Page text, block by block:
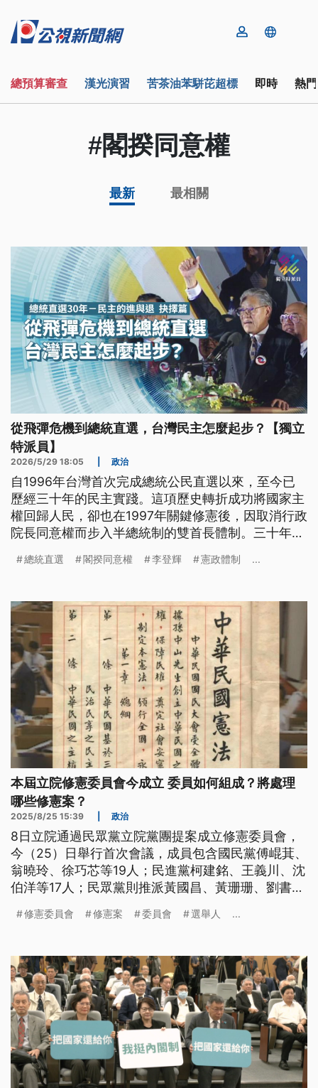
總預算審查 漢光演習 苦茶油苯駢芘超標 即時 熱
#閣揆同意權
最新 最相關
從飛彈危機到總統直選，台灣民主怎麼起步？【獨立
特派員】
2026/5/29 18:05 政治
自1996年台灣首次完成總統公民直選以來，至今已
歷經三十年的民主實踐。這項歷史轉折成功將國家主
權回歸人民，卻也在1997年關鍵修憲後，因取消行政
院長同意權而步入半總統制的雙首長體制。三十年後
深刻考驗著台灣民主體制的運作韌性。
總統直選 閣揆同意權 李登輝 憲政體制 ...
本屆立院修憲委員會今成立 委員如何組成？將處理
哪些修憲案？
2025/8/25 15:39 政治
8日立院通過民眾黨立院黨團提案成立修憲委員會，
今（25）日舉行首次會議，成員包含國民黨傅崐萁、
翁曉玲、徐巧芯等19人；民進黨柯建銘、王義川、沈
伯洋等17人；民眾黨則推派黃國昌、黃珊珊、劉書彬
修憲流程如何進行？
修憲委員會 修憲案 委員會 選舉人 ...